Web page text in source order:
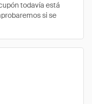
todavía está
si se